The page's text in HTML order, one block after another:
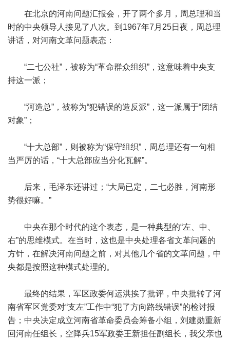
在北京的河南问题汇报会，开了两个多月，周总理和当
时的中央领导人接见了八次。到1967年7月25日夜，周总理
讲话，对河南文革问题表态：
“二七公社”，被称为“革命群众组织”，这意味着中央支
持这一派；
“河造总”，被称为“犯错误的造反派”，这一派属于“团结
对象”；
“十大总部”，则被称为“保守组织”，周总理还有一句相
当严厉的话，“十大总部应当分化瓦解”。
后来，毛泽东还讲过；“大局已定，二七必胜，河南形
势很好嘛。”
中央在那个时代的这个表态，是一种典型的“左、中、
右”的思维模式。在当时，这也是中央处理各省文革问题的
方针，在解决河南问题之前，对其他几个省的文革问题，中
央都是按照这种模式处理的。
最终的结果，军区政委何运洪挨了批评，中央批转了河
南省军区党委对“支左”工作中“犯了方向路线错误”的检讨报
告；中央决定成立河南省革命委员会筹备小组，刘建勋重新
回河南任组长，空降兵15军政委王新担任副组长，我父亲也